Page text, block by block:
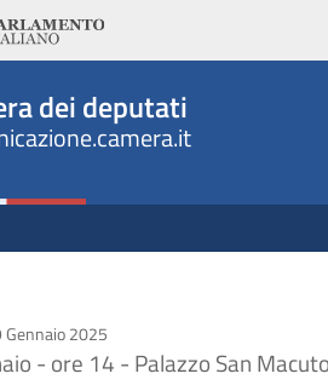
dei deputati
Gennaio 2025
- ore 14 - Palazzo San Macuto